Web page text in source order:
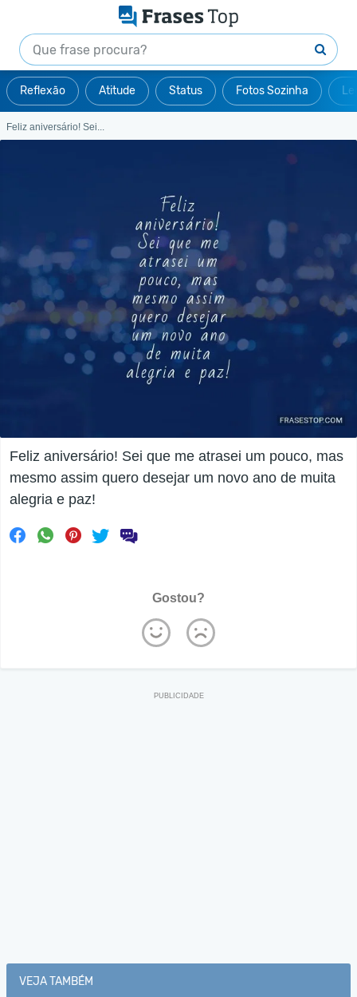
Reflexão Atitude Status Fotos Sozinha
Feliz aniversário! Sei...
Feliz aniversário! Sei que me atrasei um pouco, mas
mesmo assim quero desejar um novo ano de muita
alegria e paz!
Gostou?
VEJA TAMBÉM